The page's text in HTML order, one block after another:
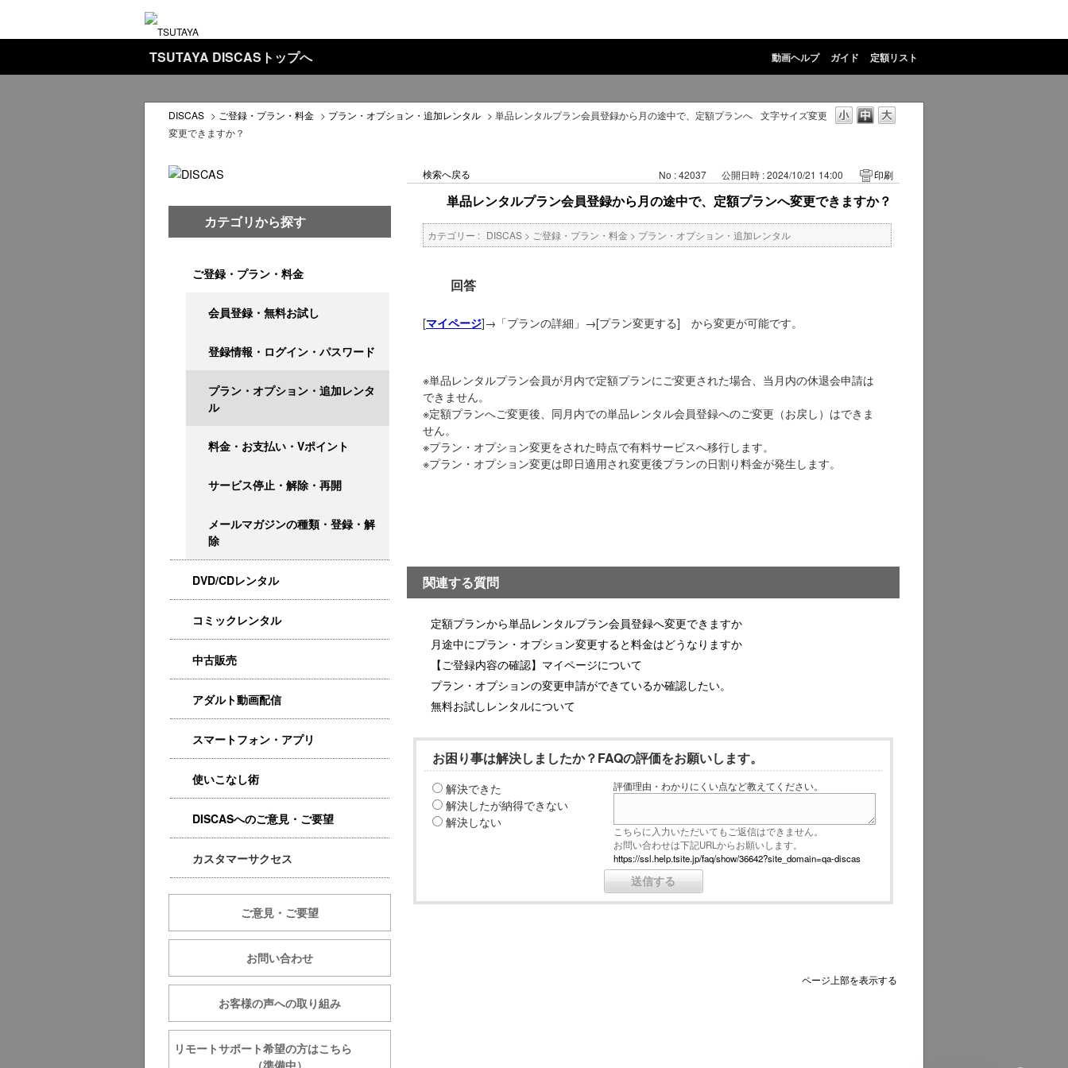
TSUTAYA DISCASトップへ 動画ヘルプ ガイド 定額リスト
文字サイズ変更
DISCAS > ご登録・プラン・料金 > プラン・オプション・追加レンタル > 単品レンタルプラン会員登録から月の途中で、定額プランへ
変更できますか？
カテゴリから探す
ご登録・プラン・料金
会員登録・無料お試し
登録情報・ログイン・パスワード
プラン・オプション・追加レンタ
ル
料金・お支払い・Vポイント
サービス停止・解除・再開
メールマガジンの種類・登録・解
除
DVD/CDレンタル
コミックレンタル
中古販売
アダルト動画配信
スマートフォン・アプリ
使いこなし術
DISCASへのご意見・ご要望
カスタマーサクセス
ご意見・ご要望
お問い合わせ
お客様の声への取り組み
リモートサポート希望の方はこちら
（準備中）
検索へ戻る No : 42037 公開日時 : 2024/10/21 14:00 印刷
単品レンタルプラン会員登録から月の途中で、定額プランへ変更できますか？
カテゴリー : DISCAS > ご登録・プラン・料金 > プラン・オプション・追加レンタル
回答
[マイページ]→「プランの詳細」→[プラン変更する] から変更が可能です。
※単品レンタルプラン会員が月内で定額プランにご変更された場合、当月内の休退会申請は
できません。
※定額プランへご変更後、同月内での単品レンタル会員登録へのご変更（お戻し）はできま
せん。
※プラン・オプション変更をされた時点で有料サービスへ移行します。
※プラン・オプション変更は即日適用され変更後プランの日割り料金が発生します。
関連する質問
定額プランから単品レンタルプラン会員登録へ変更できますか
月途中にプラン・オプション変更すると料金はどうなりますか
【ご登録内容の確認】マイページについて
プラン・オプションの変更申請ができているか確認したい。
無料お試しレンタルについて
お困り事は解決しましたか？FAQの評価をお願いします。
解決できた
解決したが納得できない
解決しない
評価理由・わかりにくい点など教えてください。
こちらに入力いただいてもご返信はできません。
お問い合わせは下記URLからお願いします。
https://ssl.help.tsite.jp/faq/show/36642?site_domain=qa-discas
ページ上部を表示する